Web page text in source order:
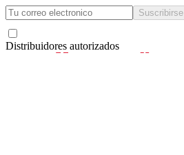
Suscribirse
Distribuidores autorizados